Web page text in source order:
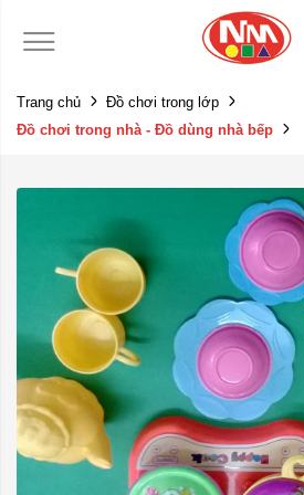
Trang chủ
Đồ chơi trong lớp
Đồ chơi trong nhà - Đồ dùng nhà bếp